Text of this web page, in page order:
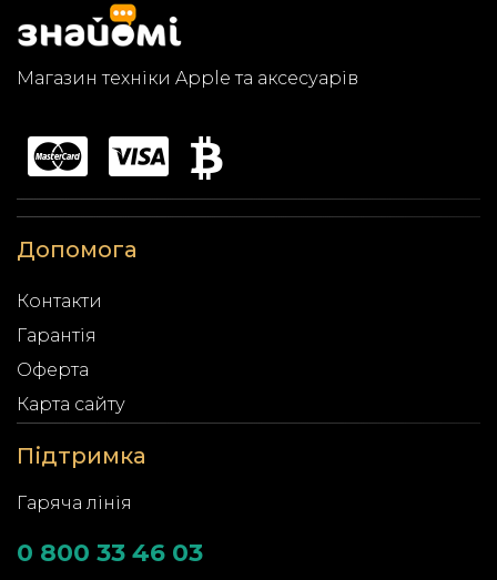
Магазин техніки Apple та аксесуарів
Допомога
Контакти
Гарантія
Оферта
Карта сайту
Підтримка
Гаряча лінія
0 800 33 46 03